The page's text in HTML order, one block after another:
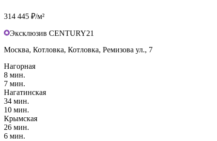
314 445 ₽/м²
Эксклюзив CENTURY21
Москва, Котловка, Котловка, Ремизова ул., 7
Нагорная
8 мин.
7 мин.
Нагатинская
34 мин.
10 мин.
Крымская
26 мин.
6 мин.